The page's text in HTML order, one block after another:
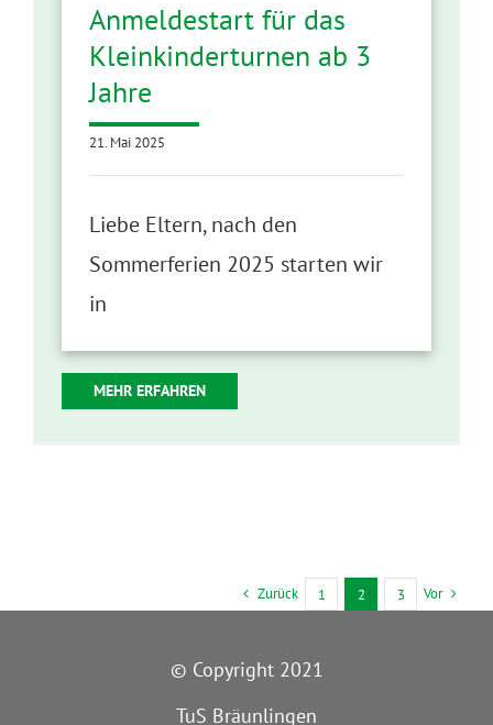
Anmeldestart für das
Kleinkinderturnen ab 3
Jahre
21. Mai 2025
Liebe Eltern, nach den
Sommerferien 2025 starten wir
in
MEHR ERFAHREN
Zurück 1 2 3 Vor
© Copyright 2021
TuS Bräunlingen